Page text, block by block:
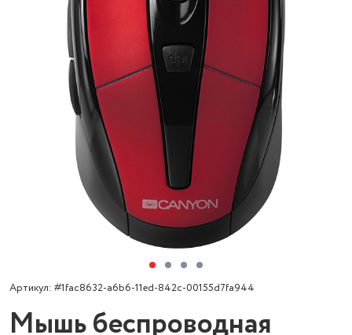
Артикул: #1fac8632-a6b6-11ed-842c-00155d7fa944
Мышь беспроводная